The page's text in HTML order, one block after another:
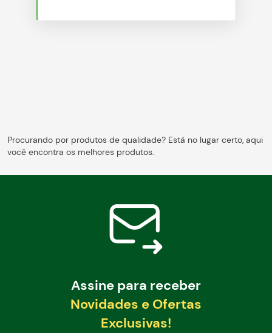
Procurando por produtos de qualidade? Está no lugar certo, aqui
você encontra os melhores produtos.
Assine para receber
Novidades e Ofertas
Exclusivas!